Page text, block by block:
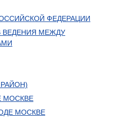
ФЕДЕРАЦИИ
ВЕДЕНИЯ МЕЖДУ
МОСКВЕ
МОСКВЕ